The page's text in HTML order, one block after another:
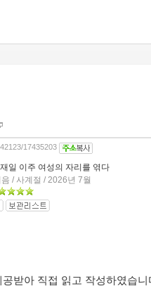
17435203
일 이주 여성의 자리를 엮다
/ 사계절 / 2026년 7월
받아 직접 읽고 작성하였습니